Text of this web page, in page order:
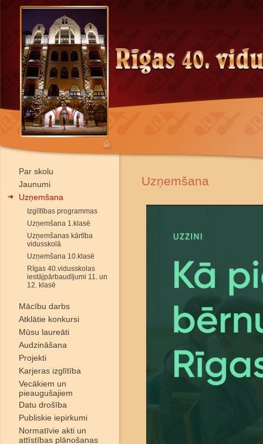
Par skolu
Jaunumi
Uzņemšana
Izglītības programmas
Uzņemšana 1.klasē
Uzņemšanas kārtība
vidusskolā
Uzņemšana 10.klasē
Rīgas 40.vidusskolas
iestājpārbaudījumi 11. un
12. klasē
Mācību darbs
Atklātie konkursi
Mūsu laureāti
Audzināšana
Projekti
Karjeras izglītība
Vecākiem un
pieaugušajiem
Datu drošība
Publiskie iepirkumi
Normatīvie akti un
attīstības plānošanas
Uzņemšana